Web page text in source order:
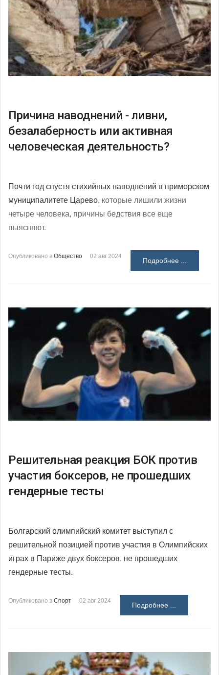
Причина наводнений - ливни,
безалаберность или активная
человеческая деятельность?
Почти год спустя стихийных наводнений в приморском
муниципалитете Царево, которые лишили жизни
четыре человека, причины бедствия все еще
выясняют.
Опубликовано в Общество 02 авг 2024
Подробнее ...
Решительная реакция БОК против
участия боксеров, не прошедших
гендерные тесты
Болгарский олимпийский комитет выступил с
решительной позицией против участия в Олимпийских
играх в Париже двух боксеров, не прошедших
гендерные тесты.
Опубликовано в Спорт 02 авг 2024
Подробнее ...